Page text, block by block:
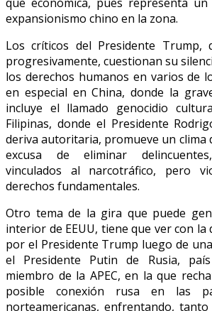
que económica, pues representa
expansionismo chino en la zona.
Los críticos del Presidente Trump,
progresivamente, cuestionan su
los derechos humanos en varios de
en especial en China, donde la
incluye el llamado genocidio
Filipinas, donde el Presidente
deriva autoritaria, promueve un clima
excusa de eliminar
vinculados al narcotráfico, pero
derechos fundamentales.
Otro tema de la gira que puede
interior de EEUU, tiene que ver con la
por el Presidente Trump luego de
el Presidente Putin de Rusia,
miembro de la APEC, en la que
posible conexión rusa en las
norteamericanas, enfrentando,